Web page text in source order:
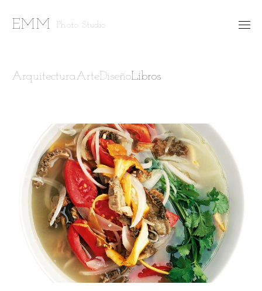
EMM Photo Studio
FINE ARTS
CONTACTO
ArquitecturaArteDiseñoLibros